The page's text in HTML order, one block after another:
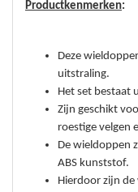
Productkenmerken:
Deze
uitstraling.
Het set bestaat
Zijn geschikt
roestige velgen
De wieldoppen
ABS kunststof.
Hierdoor zijn